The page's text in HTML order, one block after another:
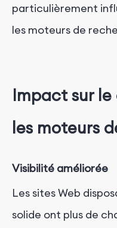
particulièrement
les moteurs de
Impact sur
les moteurs
Visibilité améliorée
Les sites Web
solide ont plus de